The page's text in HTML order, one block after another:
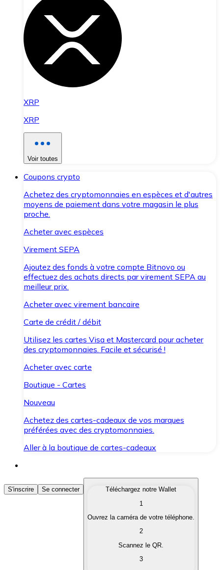
XRP
XRP
Voir toutes
Coupons crypto
Achetez des cryptomonnaies en espèces et d'autres
moyens de paiement dans votre magasin le plus
proche.
Acheter avec espèces
Virement SEPA
Ajoutez des fonds à votre compte Bitnovo ou
effectuez des achats directs par virement SEPA au
meilleur prix.
Acheter avec virement bancaire
Carte de crédit / débit
Utilisez les cartes Visa et Mastercard pour acheter
des cryptomonnaies. Facile et sécurisé !
Acheter avec carte
Boutique - Cartes
Nouveau
Achetez des cartes-cadeaux de vos marques
préférées avec des cryptomonnaies.
Aller à la boutique de cartes-cadeaux
Acheter des Cryptomonnaies
Achetez les cryptomonnaies qui vous intéressent
Convertissez vos cryptomonnaies en monnaie
S'inscrire Se connecter
Téléchargez notre Wallet
1
Ouvrez la caméra de votre téléphone.
2
Scannez le QR.
3